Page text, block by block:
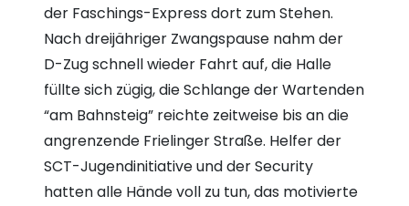
der Faschings-Express dort zum Stehen.
Nach dreijähriger Zwangspause nahm der
D-Zug schnell wieder Fahrt auf, die Halle
füllte sich zügig, die Schlange der Wartenden
“am Bahnsteig” reichte zeitweise bis an die
angrenzende Frielinger Straße. Helfer der
SCT-Jugendinitiative und der Security
hatten alle Hände voll zu tun, das motivierte